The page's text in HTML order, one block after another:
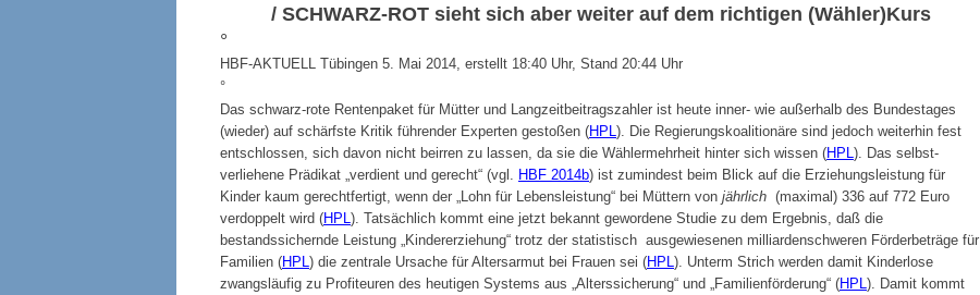
/ SCHWARZ-ROT sieht sich aber weiter auf dem richtigen (Wähler)Kurs
°
HBF-AKTUELL Tübingen 5. Mai 2014, erstellt 18:40 Uhr, Stand 20:44 Uhr
°
Das schwarz-rote Rentenpaket für Mütter und Langzeitbeitragszahler ist heute inner- wie außerhalb des Bundestages
(wieder) auf schärfste Kritik führender Experten gestoßen (HPL ). Die Regierungskoalitionäre sind jedoch weiterhin fest
entschlossen, sich davon nicht beirren zu lassen, da sie die Wählermehrheit hinter sich wissen (HPL ). Das selbst-
verliehene Prädikat „verdient und gerecht“ (vgl. HBF 2014b) ist zumindest beim Blick auf die Erziehungsleistung für
Kinder kaum gerechtfertigt, wenn der „Lohn für Lebensleistung“ bei Müttern von jährlich (maximal) 336 auf 772 Euro
verdoppelt wird (HPL ). Tatsächlich kommt eine jetzt bekannt gewordene Studie zu dem Ergebnis, daß die
bestandssichernde Leistung „Kindererziehung“ trotz der statistisch ausgewiesenen milliardenschweren Förderbeträge für
Familien (HPL ) die zentrale Ursache für Altersarmut bei Frauen sei (HPL ). Unterm Strich werden damit Kinderlose
zwangsläufig zu Profiteuren des heutigen Systems aus „Alterssicherung“ und „Familienförderung“ (HPL ). Damit kommt